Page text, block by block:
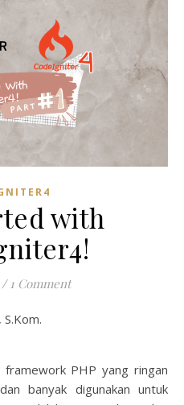
with
/ 1 Comment
PHP yang ringan
banyak digunakan untuk